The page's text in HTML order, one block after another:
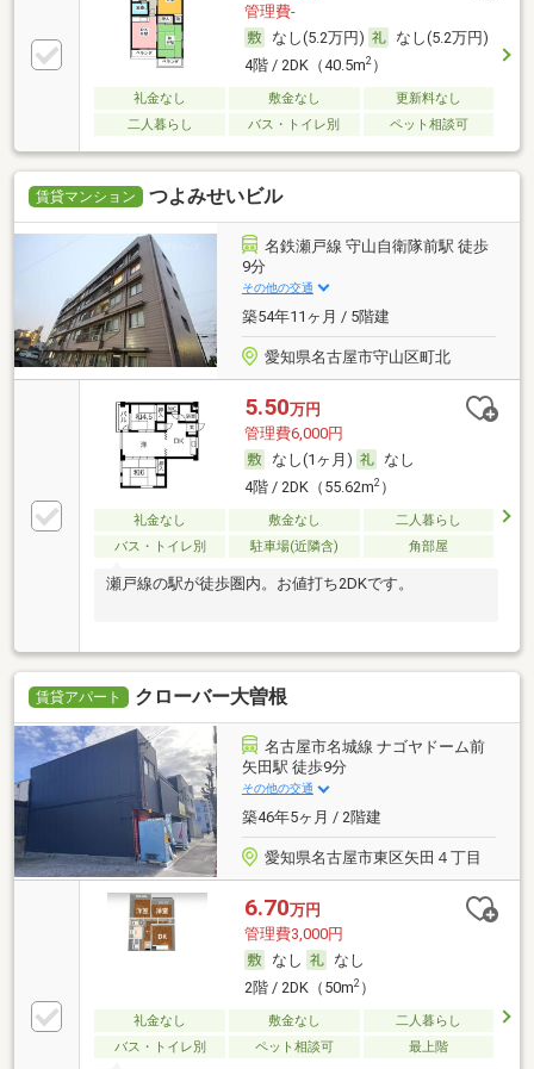
管理費-
なし(5.2万円)
なし(5.2万円)
4階 / 2DK（40.5m2）
礼金なし 敷金なし
更新料なし
二人暮らし
バス・トイレ別 ペット相談可
賃貸マンション つよみせいビル
名鉄瀬戸線 守山自衛隊前駅 徒歩
9分
その他の交通
築54年11ヶ月 / 5階建
愛知県名古屋市守山区町北
5.50万円
管理費6,000円
なし(1ヶ月)
なし
4階 / 2DK（55.62m2）
礼金なし 敷金なし
二人暮らし
バス・トイレ別
駐車場(近隣含) 角部屋
瀬戸線の駅が徒歩圏内。お値打ち2DKです。
賃貸アパート クローバー大曽根
名古屋市名城線 ナゴヤドーム前
矢田駅 徒歩9分
その他の交通
築46年5ヶ月 / 2階建
愛知県名古屋市東区矢田４丁目
6.70万円
管理費3,000円
なし
なし
2階 / 2DK（50m2）
礼金なし 敷金なし
二人暮らし
バス・トイレ別
ペット相談可 最上階